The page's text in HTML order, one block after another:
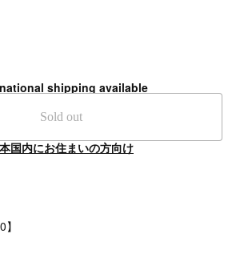
shipping available
Sold out
国内にお住まいの方向け